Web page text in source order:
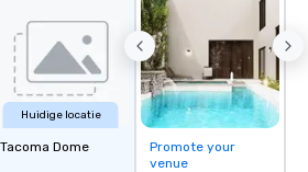
Huidige locatie
Tacoma Dome
Promote your
venue